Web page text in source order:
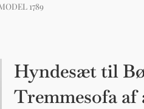
1789
have din
Hyndesæt til
Tremmesofa